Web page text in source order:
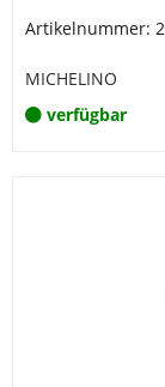
Artikelnummer:
MICHELINO
verfügbar